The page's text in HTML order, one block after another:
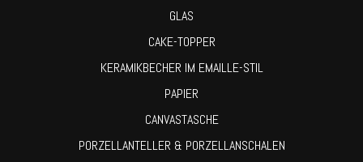
GLAS
CAKE-TOPPER
KERAMIKBECHER IM EMAILLE-STIL
PAPIER
CANVASTASCHE
PORZELLANTELLER & PORZELLANSCHALEN